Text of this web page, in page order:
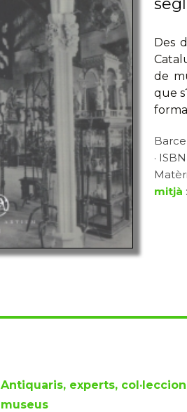
Des
de
que
·
mitjà :
Antiquaris, experts,
museus